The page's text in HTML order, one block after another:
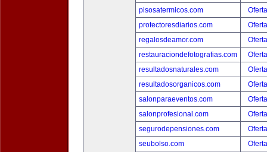
pisosatermicos.com
protectoresdiarios.com
regalosdeamor.com
restauraciondefotografias.com
resultadosnaturales.com
resultadosorganicos.com
salonparaeventos.com
salonprofesional.com
segurodepensiones.com
seubolso.com